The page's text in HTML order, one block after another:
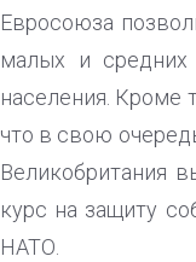
Евросоюза
малых и средних
населения. Кроме
что в свою
Великобритания
курс на защиту
НАТО.